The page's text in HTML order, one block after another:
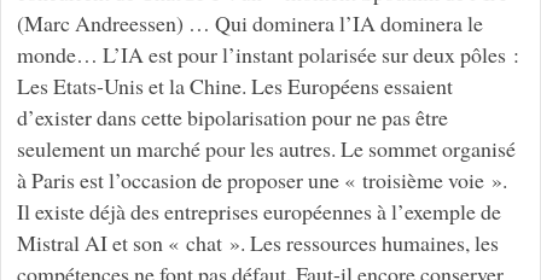
(Marc Andreessen) … Qui dominera l’IA dominera le
monde… L’IA est pour l’instant polarisée sur deux pôles :
Les Etats-Unis et la Chine. Les Européens essaient
d’exister dans cette bipolarisation pour ne pas être
seulement un marché pour les autres. Le sommet organisé
à Paris est l’occasion de proposer une « troisième voie ».
Il existe déjà des entreprises européennes à l’exemple de
Mistral AI et son « chat ». Les ressources humaines, les